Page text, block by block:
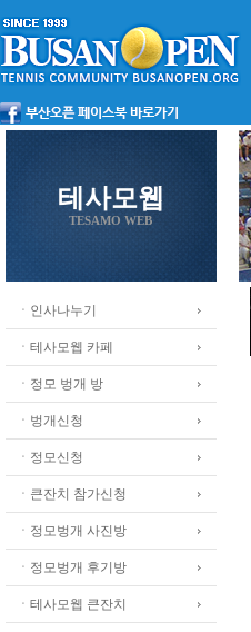
테사모웹
TESAMO WEB
ㆍ인사나누기
ㆍ테사모웹 카페
ㆍ정모 벙개 방
ㆍ벙개신청
ㆍ정모신청
ㆍ큰잔치 참가신청
ㆍ정모벙개 사진방
ㆍ정모벙개 후기방
ㆍ테사모웹 큰잔치